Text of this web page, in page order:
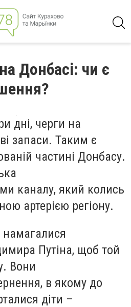
Донбасі: чи є
дні, черги на
запаси. Таким є
частині Донбасу.
каналу, який колись
артерією регіону.
намагалися
Путіна, щоб той
Вони
в якому до
діти –